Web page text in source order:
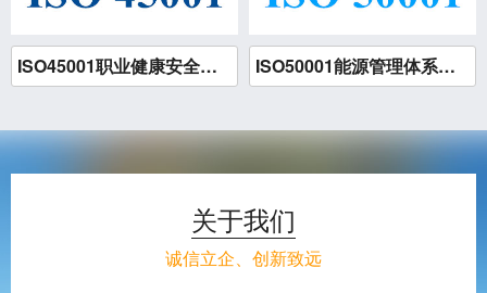
ISO45001职业健康安全管理体系认证 ISO50001能源管理体系认证
关于我们
诚信立企、创新致远